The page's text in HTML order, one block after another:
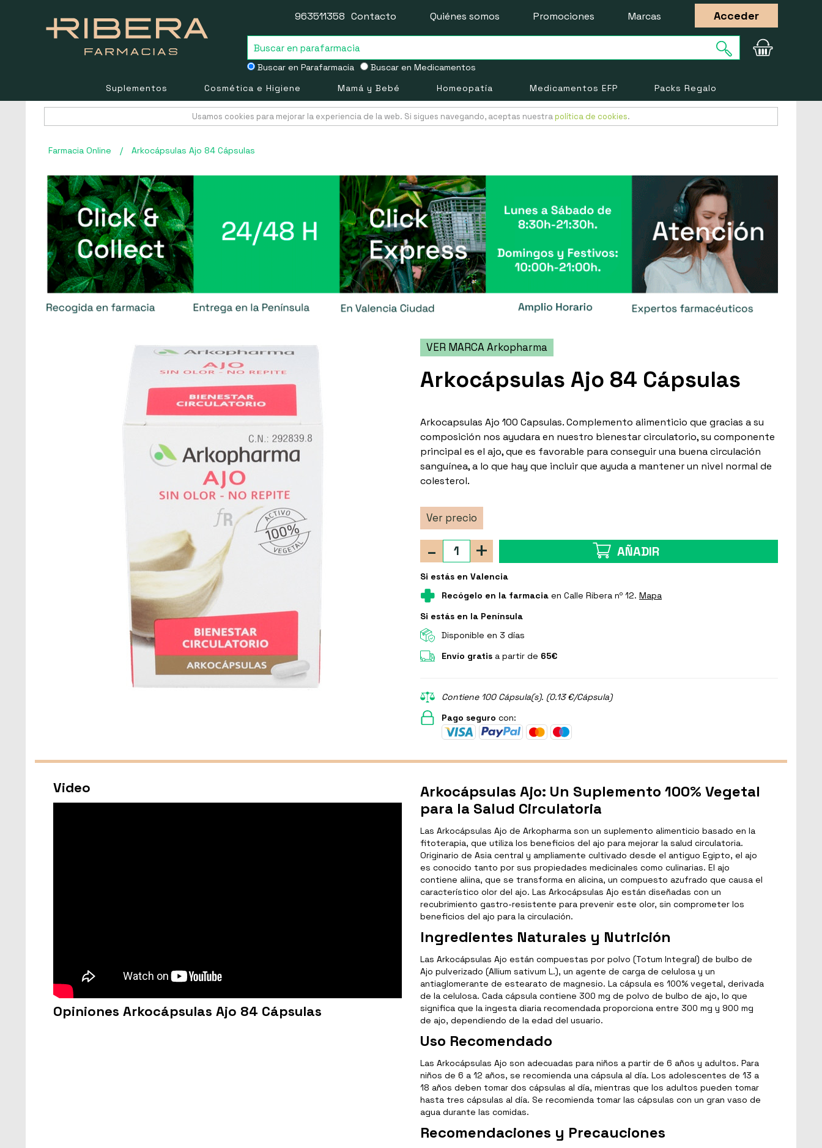
Buscar en Parafarmacia Buscar en Medicamentos
963511358 Contacto Quiénes somos Promociones Marcas Acceder
Suplementos Cosmética e Higiene Mamá y Bebé Homeopatía Medicamentos EFP Packs Regalo
Usamos cookies para mejorar la experiencia de la web. Si sigues navegando, aceptas nuestra política de cookies.
Farmacia Online / Arkocápsulas Ajo 84 Cápsulas
VER MARCA Arkopharma
Arkocápsulas Ajo 84 Cápsulas
Arkocapsulas Ajo 100 Capsulas. Complemento alimenticio que gracias a su
composición nos ayudara en nuestro bienestar circulatorio, su componente
principal es el ajo, que es favorable para conseguir una buena circulación
sanguínea, a lo que hay que incluir que ayuda a mantener un nivel normal de
colesterol.
Ver precio
+
- AÑADIR
Si estás en Valencia
Recógelo en la farmacia en Calle Ribera nº 12. Mapa
Si estás en la Península
Disponible en 3 días
Envío gratis a partir de 65€
Contiene 100 Cápsula(s). (0.13 €/Cápsula)
Pago seguro con:
Arkocápsulas Ajo: Un Suplemento 100% Vegetal
para la Salud Circulatoria
Las Arkocápsulas Ajo de Arkopharma son un suplemento alimenticio basado en la
fitoterapia, que utiliza los beneficios del ajo para mejorar la salud circulatoria.
Originario de Asia central y ampliamente cultivado desde el antiguo Egipto, el ajo
es conocido tanto por sus propiedades medicinales como culinarias. El ajo
contiene aliina, que se transforma en alicina, un compuesto azufrado que causa el
característico olor del ajo. Las Arkocápsulas Ajo están diseñadas con un
recubrimiento gastro-resistente para prevenir este olor, sin comprometer los
beneficios del ajo para la circulación.
Ingredientes Naturales y Nutrición
Las Arkocápsulas Ajo están compuestas por polvo (Totum Integral) de bulbo de
Ajo pulverizado (Allium sativum L.), un agente de carga de celulosa y un
antiaglomerante de estearato de magnesio. La cápsula es 100% vegetal, derivada
de la celulosa. Cada cápsula contiene 300 mg de polvo de bulbo de ajo, lo que
significa que la ingesta diaria recomendada proporciona entre 300 mg y 900 mg
de ajo, dependiendo de la edad del usuario.
Uso Recomendado
Las Arkocápsulas Ajo son adecuadas para niños a partir de 6 años y adultos. Para
niños de 6 a 12 años, se recomienda una cápsula al día. Los adolescentes de 13 a
18 años deben tomar dos cápsulas al día, mientras que los adultos pueden tomar
hasta tres cápsulas al día. Se recomienda tomar las cápsulas con un gran vaso de
agua durante las comidas.
Recomendaciones y Precauciones
Video
Opiniones Arkocápsulas Ajo 84 Cápsulas